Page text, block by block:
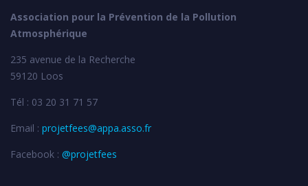
Association pour la Prévention de la Pollution
Atmosphérique
235 avenue de la Recherche
59120 Loos
Tél : 03 20 31 71 57
Email : projetfees@appa.asso.fr
Facebook : @projetfees